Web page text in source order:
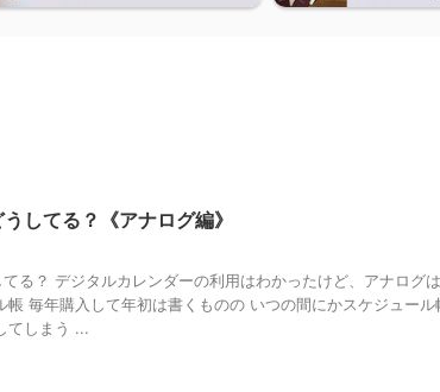
してる？《アナログ編》
る？ デジタルカレンダーの利用はわかったけど、アナログ
帳 毎年購入して年初は書くものの いつの間にかスケジュール
てしまう ...